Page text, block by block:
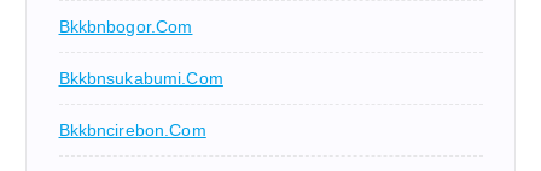
Bkkbnbogor.com
Bkkbnsukabumi.com
Bkkbncirebon.com